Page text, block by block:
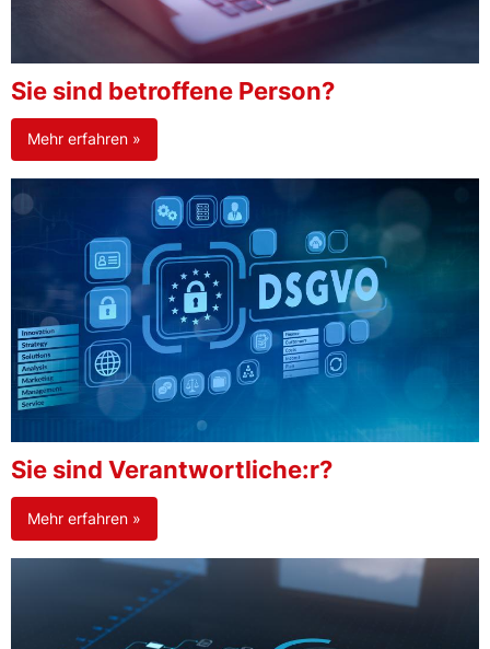
Sie sind betroffene Person?
Mehr erfahren »
Sie sind Verantwortliche:r?
Mehr erfahren »